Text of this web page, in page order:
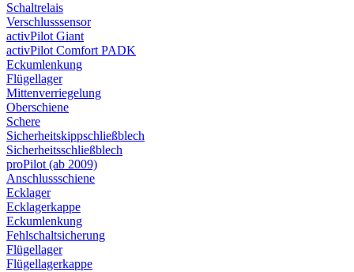
Schaltrelais
Verschlusssensor
activPilot Giant
activPilot Comfort PADK
Eckumlenkung
Flügellager
Mittenverriegelung
Oberschiene
Schere
Sicherheitskippschließblech
Sicherheitsschließblech
proPilot (ab 2009)
Anschlussschiene
Ecklager
Ecklagerkappe
Eckumlenkung
Fehlschaltsicherung
Flügellager
Flügellagerkappe